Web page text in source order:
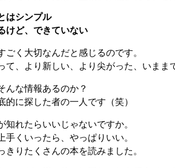
はシンプル
けど、できていない
ごく大切なんだと感じるのです。
て、より新しい、より尖がった、いまま
んな情報あるのか？
的に探した者の一人です（笑）
知れたらいいじゃないですか。
手くいったら、やっぱりいい。
きりたくさんの本を読みました。